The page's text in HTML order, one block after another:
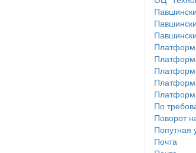
По
Поворот
Попутная
Почта